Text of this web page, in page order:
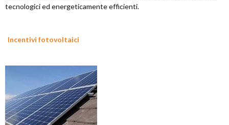
tecnologici ed energeticamente efficienti.
Incentivi fotovoltaici